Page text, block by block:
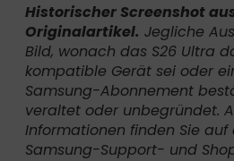
Historischer Screenshot
Originalartikel. Jegliche
Bild, wonach das S26 Ultra
kompatible Gerät sei oder
Samsung-Abonnement
veraltet oder unbegründet.
Informationen finden Sie auf
Samsung-Support- und